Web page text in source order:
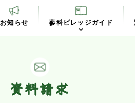
お知らせ 蓼科ビレッジガイド
資料請求